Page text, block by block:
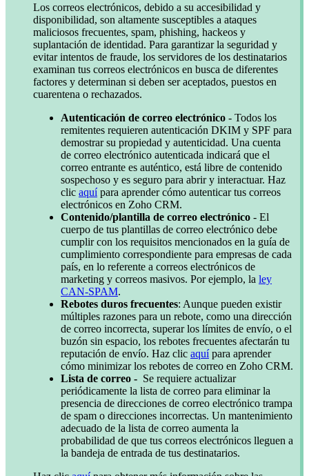
Los correos electrónicos, debido a su accesibilidad y
disponibilidad, son altamente susceptibles a ataques
maliciosos frecuentes, spam, phishing, hackeos y
suplantación de identidad. Para garantizar la seguridad y
evitar intentos de fraude, los servidores de los destinatarios
examinan tus correos electrónicos en busca de diferentes
factores y determinan si deben ser aceptados, puestos en
cuarentena o rechazados.
Autenticación de correo electrónico - Todos los
remitentes requieren autenticación DKIM y SPF para
demostrar su propiedad y autenticidad. Una cuenta
de correo electrónico autenticada indicará que el
correo entrante es auténtico, está libre de contenido
sospechoso y es seguro para abrir y interactuar. Haz
clic aquípara aprender cómo autenticar tus correos
electrónicos en Zoho CRM.
Contenido/plantilla de correo electrónico - El
cuerpo de tus plantillas de correo electrónico debe
cumplir con los requisitos mencionados en la guía de
cumplimiento correspondiente para empresas de cada
país, en lo referente a correos electrónicos de
marketing y correos masivos. Por ejemplo, la ley
CAN-SPAM.
Rebotes duros frecuentes: Aunque pueden existir
múltiples razones para un rebote, como una dirección
de correo incorrecta, superar los límites de envío, o el
buzón sin espacio, los rebotes frecuentes afectarán tu
reputación de envío. Haz clic aquípara aprender
cómo minimizar los rebotes de correo en Zoho CRM.
Lista de correo - Se requiere actualizar
periódicamente la lista de correo para eliminar la
presencia de direcciones de correo electrónico trampa
de spam o direcciones incorrectas. Un mantenimiento
adecuado de la lista de correo aumenta la
probabilidad de que tus correos electrónicos lleguen a
la bandeja de entrada de tus destinatarios.